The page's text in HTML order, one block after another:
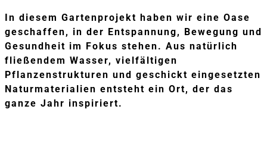
In diesem Gartenprojekt haben wir eine Oase
geschaffen, in der Entspannung, Bewegung und
Gesundheit im Fokus stehen. Aus natürlich
fließendem Wasser, vielfältigen
Pflanzenstrukturen und geschickt eingesetzten
Naturmaterialien entsteht ein Ort, der das
ganze Jahr inspiriert.